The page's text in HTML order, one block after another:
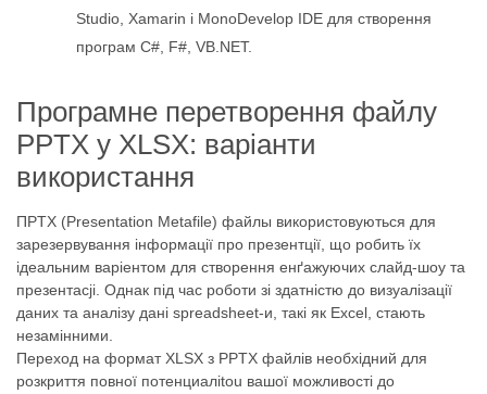
Studio, Xamarin і MonoDevelop IDE для створення
програм C#, F#, VB.NET.
Програмне перетворення файлу
PPTX у XLSX: варіанти
використання
ПPTX (Presentation Metafile) файлы використовуються для
зарезервування інформації про презентції, що робить їх
ідеальним варіентом для створення енґажуючих слайд-шоу та
презентacji. Однак під час роботи зі здатністю до визуалізації
даних та аналізу дані spreadsheet-и, такі як Excel, стають
незамінними.
Переход на формат XLSX з PPTX файлів необхідний для
розкриття повної потенциалitou вашої можливості до